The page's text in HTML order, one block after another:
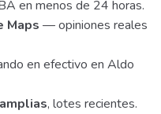
en menos de 24 horas.
Maps — opiniones reales
en efectivo en Aldo
, lotes recientes.